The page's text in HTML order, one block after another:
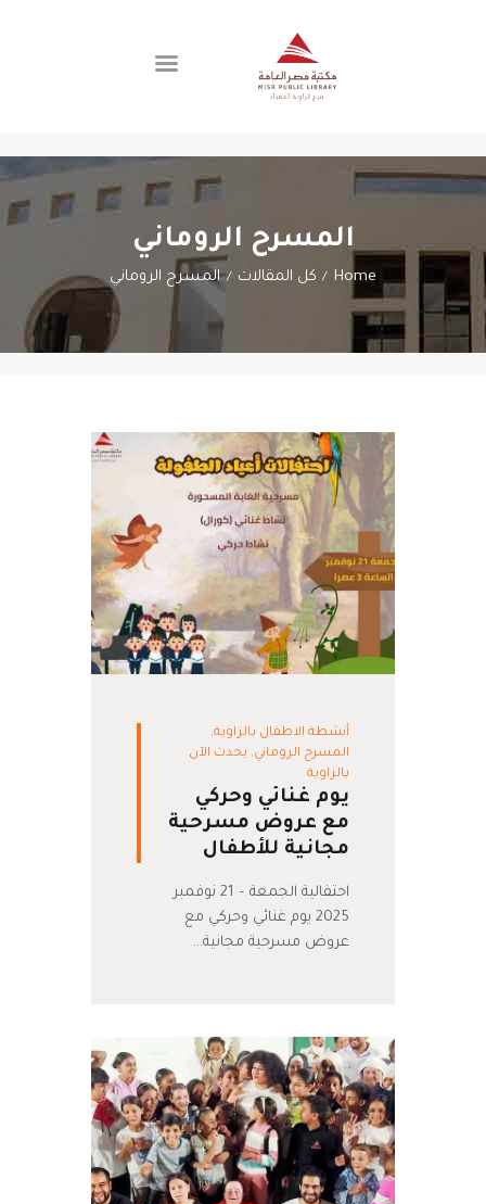
المسرح الروماني
Home كل المقالات المسرح الروماني
اتصل بنا
الفروع
عن المكتبة
العضوية
أنشطة الاطفال بالزاوية,
المسرح الروماني, يحدث الآن
بالزاوية
يوم غنائي وحركي
مع عروض مسرحية
مجانية للأطفال
احتفالية الجمعة – 21 نوفمبر
2025 يوم غنائي وحركي مع
عروض مسرحية مجانية…